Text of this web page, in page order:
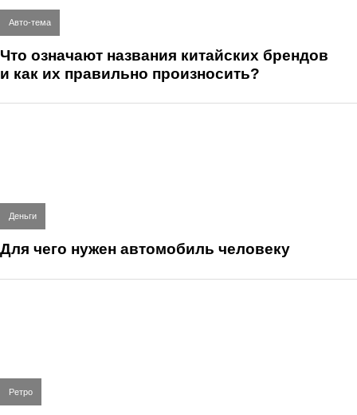
Авто-тема
Что означают названия китайских брендов
и как их правильно произносить?
Деньги
Для чего нужен автомобиль человеку
Ретро